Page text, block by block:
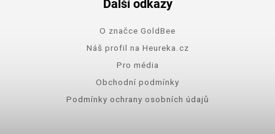
Další odkazy
O značce GoldBee
Náš profil na Heureka.cz
Pro média
Obchodní podmínky
Podmínky ochrany osobních údajů